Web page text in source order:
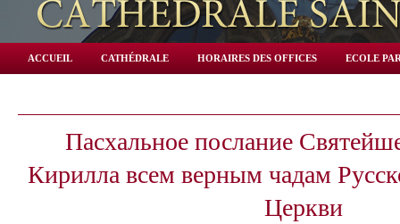
ACCUEIL CATHÉDRALE HORAIRES DES OFFICES ECOLE
Пасхальное послание
Кирилла всем верным чадам
Церкви